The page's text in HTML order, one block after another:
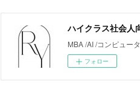
ハイクラス社会人
MBA /AI /コンピュー
フォロー